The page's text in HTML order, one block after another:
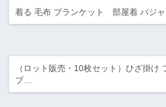
着る 毛布 ブランケット 部屋着 パジャ
（ロット販売・10枚セット）ひざ掛け
ブ…